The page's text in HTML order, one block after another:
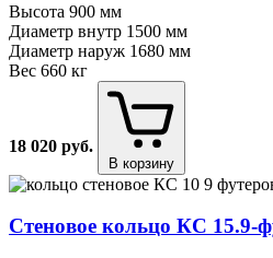
Высота 900 мм
Диаметр внутр 1500 мм
Диаметр наруж 1680 мм
Вес 660 кг
18 020 руб.
В корзину
Стеновое кольцо КС 15.9⁠-⁠